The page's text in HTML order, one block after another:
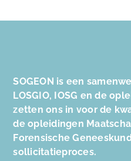
SOGEON is een
LOSGIO, IOSG en de
zetten ons in voor de
de opleidingen
Forensische
sollicitatieproces.